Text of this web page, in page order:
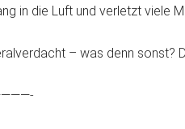
in die Luft und verletzt viele
– was denn sonst?